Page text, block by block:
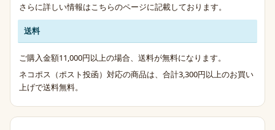
さらに詳しい情報は こちらのページに記載しております。
送料
ご購入金額11,000円以上の場合、送料が無料になります。
ネコポス（ポスト投函）対応の商品は、合計3,300円以上のお買い
上げで送料無料。